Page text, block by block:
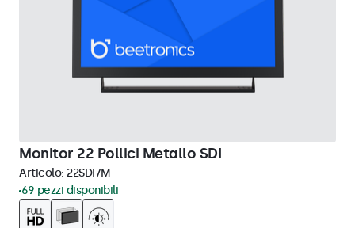
Monitor 22 Pollici Metallo SDI
Articolo: 22SDI7M
69 pezzi disponibili